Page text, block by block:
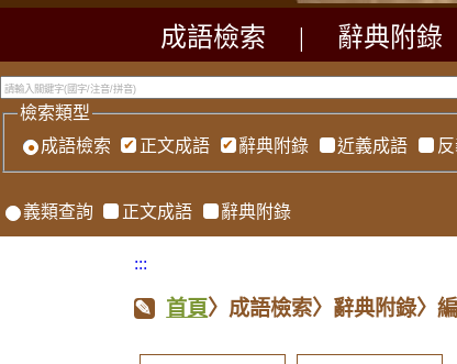
成語檢索 辭典附錄
檢索類型
成語檢索
正文成語 辭典附錄 近義成語
義類查詢 正文成語 辭典附錄
:::
首頁〉成語檢索〉辭典附錄〉